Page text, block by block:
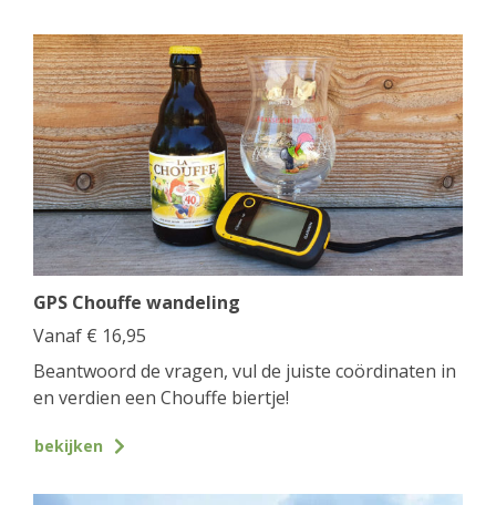
GPS Chouffe wandeling
Vanaf € 16,95
Beantwoord de vragen, vul de juiste coördinaten in
en verdien een Chouffe biertje!
bekijken